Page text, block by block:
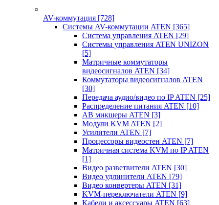
AV-коммутация [728]
Системы AV-коммутации ATEN [365]
Система управления ATEN [29]
Системы управления ATEN UNIZON
[5]
Матричные коммутаторы
видеосигналов ATEN [34]
Коммутаторы видеосигналов ATEN
[30]
Передача аудио/видео по IP ATEN [25]
Распределение питания ATEN [10]
АВ микшеры ATEN [3]
Модули KVM ATEN [2]
Усилители ATEN [7]
Процессоры видеостен ATEN [7]
Матричная система KVM по IP ATEN
[1]
Видео разветвители ATEN [30]
Видео удлинители ATEN [79]
Видео конвертеры ATEN [31]
KVM-переключатели ATEN [9]
Кабели и аксессуары ATEN [63]